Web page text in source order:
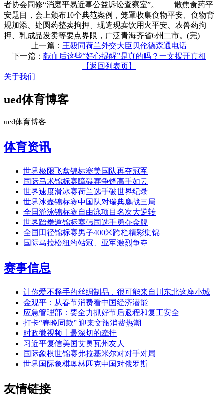
者协会同修“消磨平易近事公益诉讼查察室”。 散焦食药平
安题目，会上颁布10个典范案例，笼罩收集食物平安、食物背
规加添、处圆药整卖拘押、现造现卖饮用火平安、农兽药拘
押、乳成品发卖等要点界限，广泛青海齐省6州二市。(完)
上一篇： 王毅同荷兰外交大臣贝伦德森通电话
下一篇： 献血后这些“好心提醒”是真的吗？一文揭开真相
【返回列表页】
关于我们
ued体育博客
ued体育博客
体育资讯
世界极限飞盘锦标赛美国队再夺冠军
国际马术锦标赛障碍赛争锋高手如云
世界速度滑冰赛荷兰选手破世界纪录
世界冰壶锦标赛中国队对瑞典鏖战三局
全国游泳锦标赛自由泳项目名次大逆转
世界跆拳道锦标赛韩国选手勇夺金牌
全国田径锦标赛男子400米跨栏精彩集锦
国际马拉松纽约站冠、亚军激烈争夺
赛事信息
让你爱不释手的丝绸制品，很可能来自川东北这座小城
金观平：从春节消费看中国经济潜能
应急管理部：要全力抓好节后返程和复工安全
打卡“春晚同款” 迎来文旅消费热潮
时政微视频丨最深切的牵挂
习近平复信美国艾奥瓦州友人
国际象棋世锦赛弗拉基米尔对对手对局
世界国际象棋奥林匹克中国对俄罗斯
友情链接